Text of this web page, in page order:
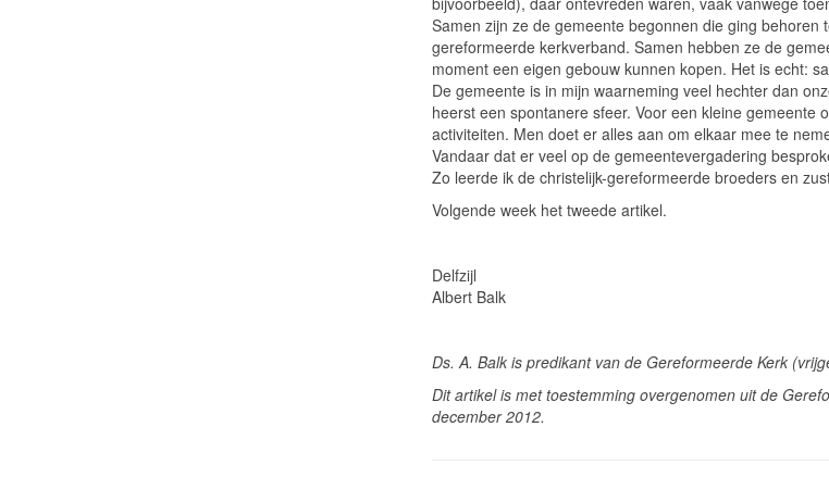
Samen zijn ze de gemeente begonnen die ging behoren
gereformeerde kerkverband. Samen hebben ze de
moment een eigen gebouw kunnen kopen. Het is echt:
De gemeente is in mijn waarneming veel hechter dan
heerst een spontanere sfeer. Voor een kleine gemeente
activiteiten. Men doet er alles aan om elkaar mee te
Vandaar dat er veel op de gemeentevergadering
Zo leerde ik de christelijk-gereformeerde broeders en
Volgende week het tweede artikel.
Delfzijl
Albert Balk
Ds. A. Balk is predikant van de Gereformeerde Kerk
Dit artikel is met toestemming overgenomen uit de
december 2012.